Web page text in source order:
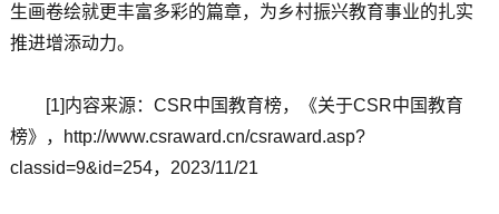
生画卷绘就更丰富多彩的篇章，为乡村振兴教育事业的扎实
推进增添动力。
[1]内容来源：CSR中国教育榜，《关于CSR中国教育
榜》，http://www.csraward.cn/csraward.asp?
classid=9&id=254，2023/11/21